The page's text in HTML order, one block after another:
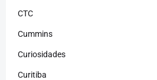
CTC
Cummins
Curiosidades
Curitiba